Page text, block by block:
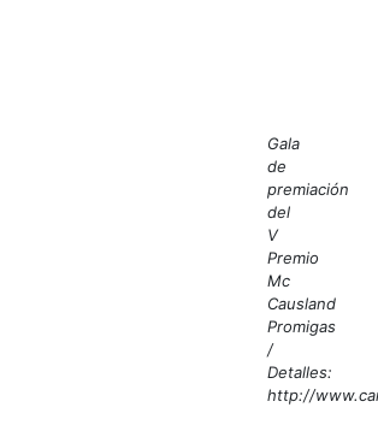
Gala
de
premiación
del
V
Premio
Mc
Causland
Promigas
/
Detalles:
http://